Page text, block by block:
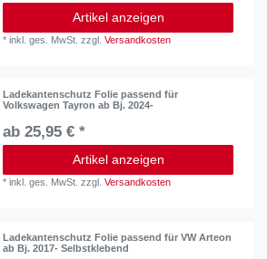
Artikel anzeigen
*inkl. ges. MwSt. zzgl.Versandkosten
Ladekantenschutz Folie passend für
Volkswagen Tayron ab Bj. 2024-
ab 25,95 € *
Artikel anzeigen
*inkl. ges. MwSt. zzgl.Versandkosten
Ladekantenschutz Folie passend für VW Arteon
ab Bj. 2017- Selbstklebend